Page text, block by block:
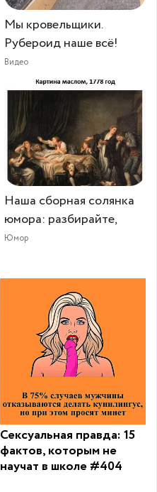
Мы кровельщики.
Рубероид наше всё!
Видео
Наша сборная солянка
юмора: разбирайте,
Юмор
Сексуальная правда: 15
фактов, которым не
научат в школе #404